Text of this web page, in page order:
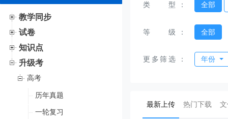
教学同步
试卷
知识点
升级考
高考
历年真题
一轮复习
类型 ： 全部
等级 ： 全部
更多筛选 ： 年份
最新上传(current)
热门下载